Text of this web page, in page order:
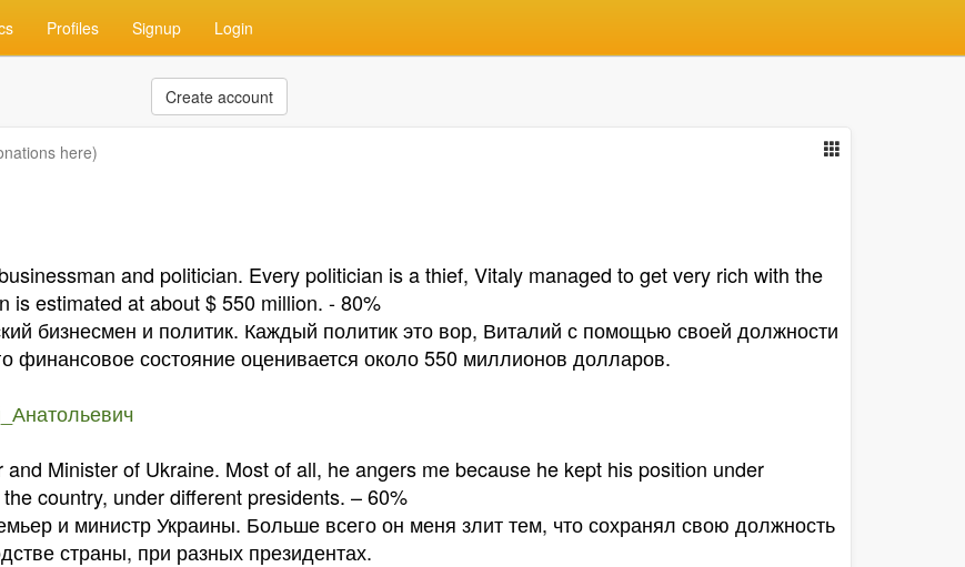
Profiles Signup Login
Create account
here)
and politician. Every politician is a thief, Vitaly managed to get very rich with the
is estimated at about $ 550 million. - 80%
бизнесмен и политик. Каждый политик это вор, Виталий с помощью своей должности
финансовое состояние оценивается около 550 миллионов долларов.
Minister of Ukraine. Most of all, he angers me because he kept his position under
country, under different presidents. – 60%
и министр Украины. Больше всего он меня злит тем, что сохранял свою должность
страны, при разных президентах.